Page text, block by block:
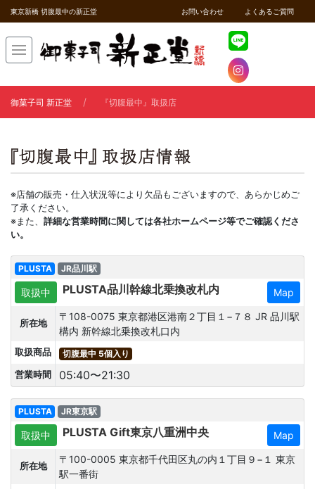
東京新橋 切腹最中の新正堂 お問い合わせ よくあるご質問
御菓子司 新正堂 『切腹最中』取扱店
※店舗の販売・仕入状況等により欠品もございますので、あらかじめご
了承ください。
※また、 詳細な営業時間に関しては各社ホームページ等でご確認くださ
い。
PLUSTA JR品川駅
Map
取扱中 PLUSTA品川幹線北乗換改札内
所在地
〒108-0075 東京都港区港南２丁目１−７８ JR 品川駅
構内 新幹線北乗換改札口内
取扱商品
切腹最中 5個入り
営業時間
05:40〜21:30
PLUSTA JR東京駅
Map
取扱中 PLUSTA Gift東京八重洲中央
所在地
〒100-0005 東京都千代田区丸の内１丁目９−１ 東京
駅一番街